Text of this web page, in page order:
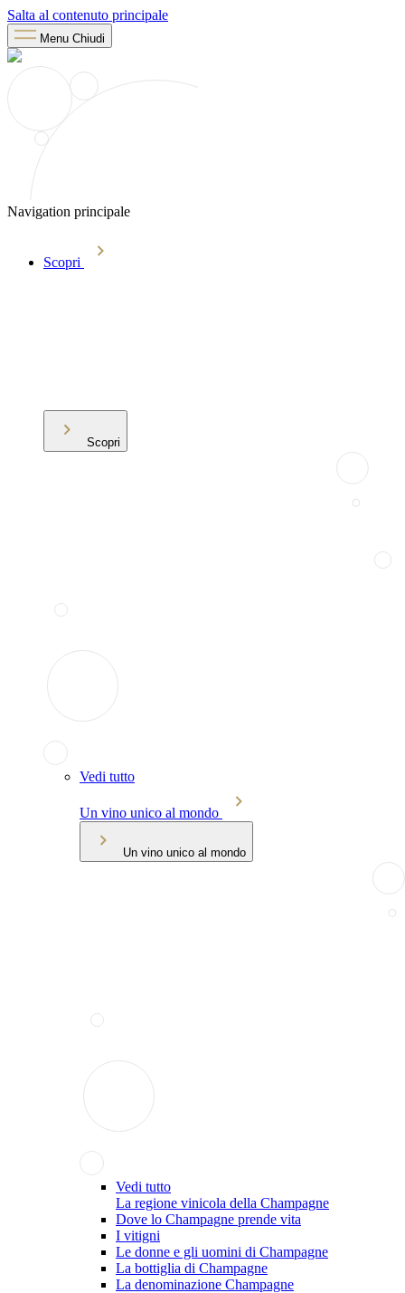
Salta al contenuto principale
Menu Chiudi
Navigation principale
Scopri
Scopri
Vedi tutto
Un vino unico al mondo
Un vino unico al mondo
Vedi tutto
La regione vinicola della Champagne
Dove lo Champagne prende vita
I vitigni
Le donne e gli uomini di Champagne
La bottiglia di Champagne
La denominazione Champagne